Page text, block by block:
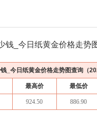
钱_今日纸黄金价格走势
_今日纸黄金价格走势图查询（
最高价 最低价
924.50 886.90